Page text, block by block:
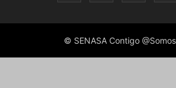
© SENASA Contigo